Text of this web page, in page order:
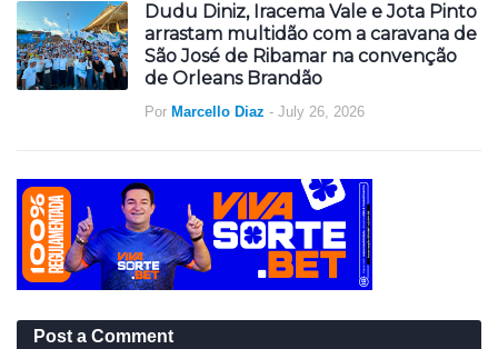
Dudu Diniz, Iracema Vale e Jota Pinto
arrastam multidão com a caravana de
São José de Ribamar na convenção
de Orleans Brandão
Por Marcello Diaz - July 26, 2026
Post a Comment